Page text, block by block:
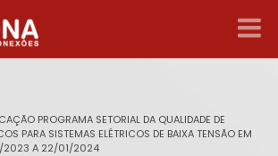
PROGRAMA SETORIAL DA QUALIDADE DE
PARA SISTEMAS ELÉTRICOS DE BAIXA TENSÃO EM
2023 A 22/01/2024